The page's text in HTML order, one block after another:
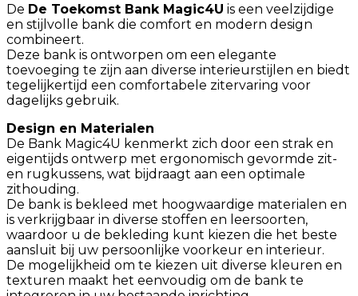
De De Toekomst Bank Magic4U is een veelzijdige
en stijlvolle bank die comfort en modern design
combineert.
Deze bank is ontworpen om een elegante
toevoeging te zijn aan diverse interieurstijlen en biedt
tegelijkertijd een comfortabele zitervaring voor
dagelijks gebruik.​
Design en Materialen
De Bank Magic4U kenmerkt zich door een strak en
eigentijds ontwerp met ergonomisch gevormde zit-
en rugkussens, wat bijdraagt aan een optimale
zithouding.
De bank is bekleed met hoogwaardige materialen en
is verkrijgbaar in diverse stoffen en leersoorten,
waardoor u de bekleding kunt kiezen die het beste
aansluit bij uw persoonlijke voorkeur en interieur.
De mogelijkheid om te kiezen uit diverse kleuren en
texturen maakt het eenvoudig om de bank te